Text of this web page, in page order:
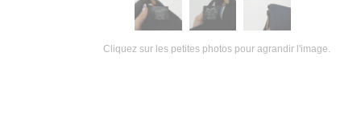
Cliquez sur les petites photos pour agrandir l'image.